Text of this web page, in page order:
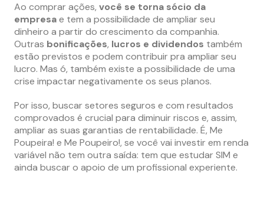
Ao comprar ações, você se torna sócio da
empresae tem a possibilidade de ampliar seu
dinheiro a partir do crescimento da companhia.
Outras bonificações, lucros e dividendos também
estão previstos e podem contribuir pra ampliar seu
lucro. Mas ó, também existe a possibilidade de uma
crise impactar negativamente os seus planos.
Por isso, buscar setores seguros e com resultados
comprovados é crucial para diminuir riscos e, assim,
ampliar as suas garantias de rentabilidade. É, Me
Poupeira! e Me Poupeiro!, se você vai investir em renda
variável não tem outra saída: tem que estudar SIM e
ainda buscar o apoio de um profissional experiente.